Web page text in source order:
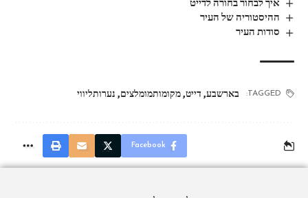
איך לבחור בחורה לדייט
ההיסטוריה של העיר
סודות העיר
TAGGED: בארשבע, דייט,מקומותמומלצים, נערותליווי
Facebook